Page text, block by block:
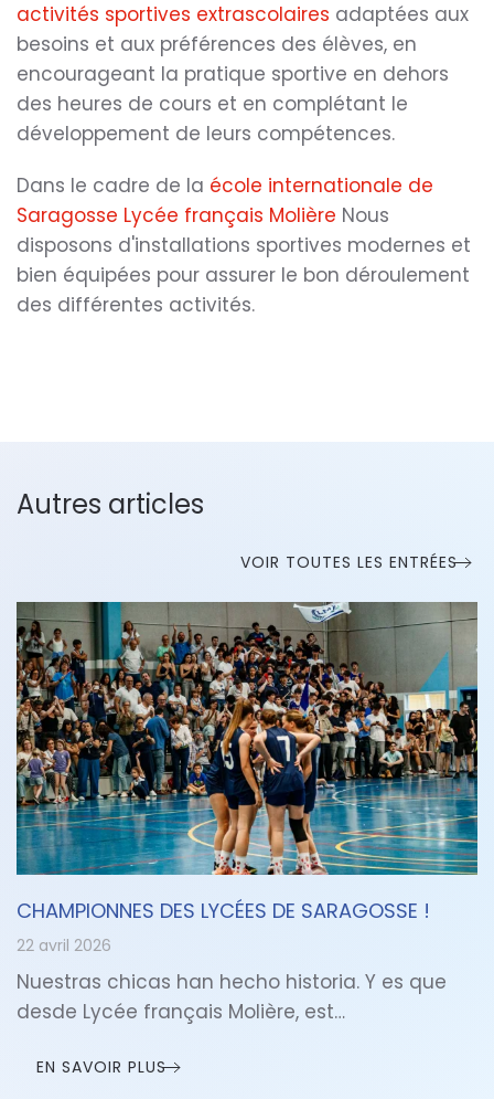
activités sportives extrascolaires adaptées aux
besoins et aux préférences des élèves, en
encourageant la pratique sportive en dehors
des heures de cours et en complétant le
développement de leurs compétences.
Dans le cadre de la école internationale de
Saragosse Lycée français Molière Nous
disposons d'installations sportives modernes et
bien équipées pour assurer le bon déroulement
des différentes activités.
Autres articles
VOIR TOUTES LES ENTRÉES
CHAMPIONNES DES LYCÉES DE SARAGOSSE !
22 avril 2026
Nuestras chicas han hecho historia. Y es que
desde Lycée français Molière, est…
EN SAVOIR PLUS